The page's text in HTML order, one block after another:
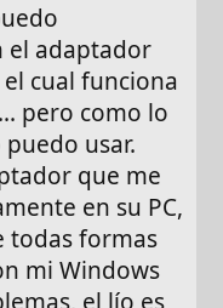
el adaptador
cual funciona
pero como lo
usar.
que me
en su PC,
todas formas
mi Windows